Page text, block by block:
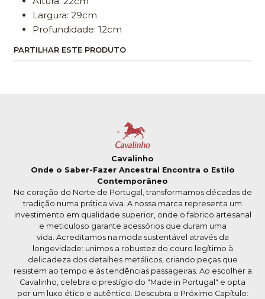
Largura: 29cm
Profundidade: 12cm
PARTILHAR ESTE PRODUTO
Cavalinho
Onde o Saber-Fazer Ancestral Encontra o Estilo
Contemporâneo
No coração do Norte de Portugal, transformamos décadas de
tradição numa prática viva. A nossa marca representa um
investimento em qualidade superior, onde o fabrico artesanal
e meticuloso garante acessórios que duram uma
vida. Acreditamos na moda sustentável através da
longevidade: unimos a robustez do couro legítimo à
delicadeza dos detalhes metálicos, criando peças que
resistem ao tempo e às tendências passageiras. Ao escolher a
Cavalinho, celebra o prestígio do "Made in Portugal" e opta
por um luxo ético e autêntico. Descubra o Próximo Capítulo: